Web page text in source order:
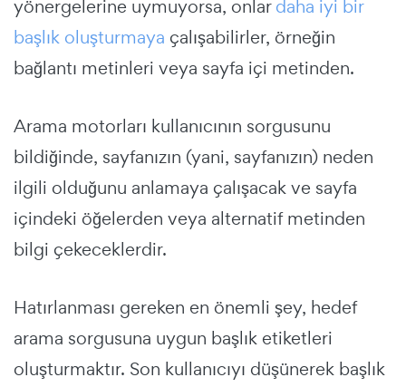
yönergelerine uymuyorsa, onlardaha iyi bir
başlık oluşturmaya çalışabilirler, örneğin
bağlantı metinleri veya sayfa içi metinden.
Arama motorları kullanıcının sorgusunu
bildiğinde, sayfanızın (yani, sayfanızın) neden
ilgili olduğunu anlamaya çalışacak ve sayfa
içindeki öğelerden veya alternatif metinden
bilgi çekeceklerdir.
Hatırlanması gereken en önemli şey, hedef
arama sorgusuna uygun başlık etiketleri
oluşturmaktır. Son kullanıcıyı düşünerek başlık